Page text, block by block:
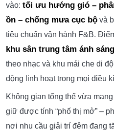
vào: tối ưu hướng gió –
ồn – chống mưa cục bộvà
tiêu chuẩn vận hành F&B.
khu sân trung tâm ánh
theo nhạc và khu mái che di
động linh hoạt trong mọi điều
Không gian tổng thể vừa
giữ được tính “phố thị mở” –
nơi nhu cầu giải trí đêm đang